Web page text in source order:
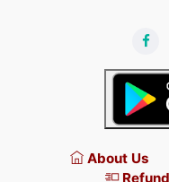
About Us